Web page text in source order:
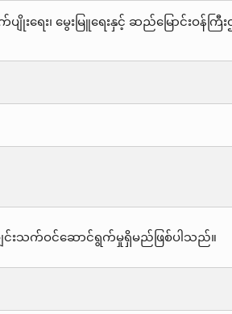
ျိုးရေး၊ မွေးမြူရေးနှင့် ဆည်မြောင်းဝ
းသက်ဝင်ဆောင်ရွက်မှုရှိမည်ဖြစ်ပါသည်။